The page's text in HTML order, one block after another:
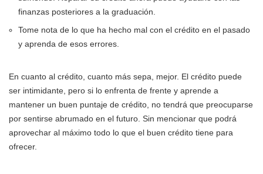
finanzas posteriores a la graduación.
Tome nota de lo que ha hecho mal con el crédito en el pasado
y aprenda de esos errores.
En cuanto al crédito, cuanto más sepa, mejor. El crédito puede
ser intimidante, pero si lo enfrenta de frente y aprende a
mantener un buen puntaje de crédito, no tendrá que preocuparse
por sentirse abrumado en el futuro. Sin mencionar que podrá
aprovechar al máximo todo lo que el buen crédito tiene para
ofrecer.